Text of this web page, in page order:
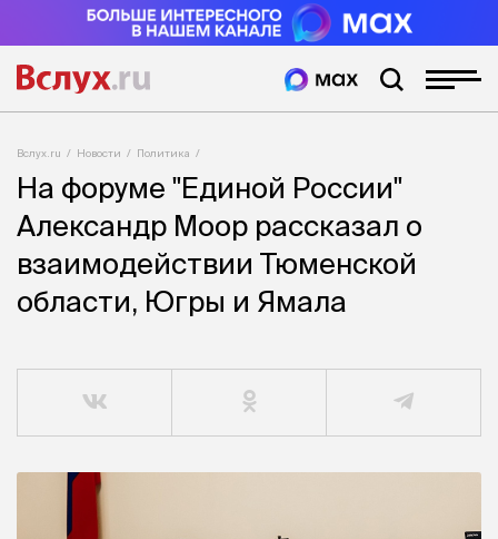
Вслух.ru Новости Политика
На форуме "Единой России"
Александр Моор рассказал о
взаимодействии Тюменской
области, Югры и Ямала